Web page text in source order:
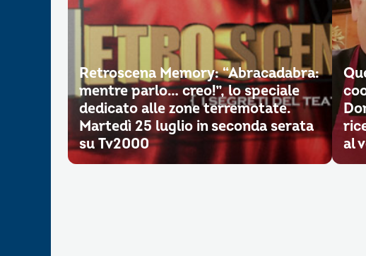
Retroscena Memory: “Abracadabra:
mentre parlo… creo!”, lo speciale
dedicato alle zone terremotate.
Martedì 25 luglio in seconda serata
su Tv2000
al